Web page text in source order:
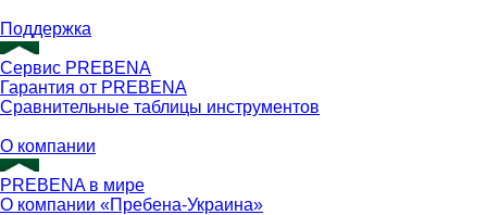
Поддержка
Сервис PREBENA
Гарантия от PREBENA
Сравнительные таблицы инструментов
О компании
PREBENA в мире
О компании «Пребена-Украина»